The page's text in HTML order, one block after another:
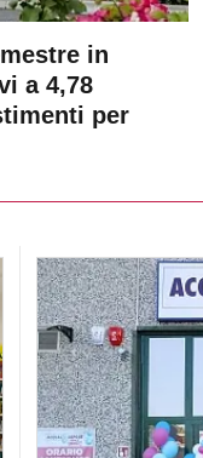
in
a 4,78
per